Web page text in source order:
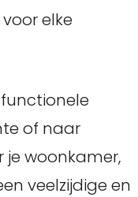
elke
of naar
woonkamer,
veelzijdige en